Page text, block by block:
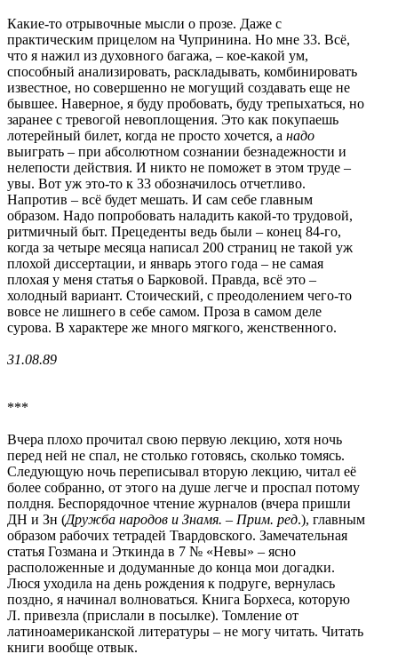
Какие-то отрывочные мысли о прозе. Даже с
практическим прицелом на Чупринина. Но мне 33. Всё,
что я нажил из духовного багажа, – кое-какой ум,
способный анализировать, раскладывать, комбинировать
известное, но совершенно не могущий создавать еще не
бывшее. Наверное, я буду пробовать, буду трепыхаться, но
заранее с тревогой невоплощения. Это как покупаешь
лотерейный билет, когда не просто хочется, а надо
выиграть – при абсолютном сознании безнадежности и
нелепости действия. И никто не поможет в этом труде –
увы. Вот уж это-то к 33 обозначилось отчетливо.
Напротив – всё будет мешать. И сам себе главным
образом. Надо попробовать наладить какой-то трудовой,
ритмичный быт. Прецеденты ведь были – конец 84-го,
когда за четыре месяца написал 200 страниц не такой уж
плохой диссертации, и январь этого года – не самая
плохая у меня статья о Барковой. Правда, всё это –
холодный вариант. Стоический, с преодолением чего-то
вовсе не лишнего в себе самом. Проза в самом деле
сурова. В характере же много мягкого, женственного.
31.08.89
***
Вчера плохо прочитал свою первую лекцию, хотя ночь
перед ней не спал, не столько готовясь, сколько томясь.
Следующую ночь переписывал вторую лекцию, читал её
более собранно, от этого на душе легче и проспал потому
полдня. Беспорядочное чтение журналов (вчера пришли
ДН и Зн (Дружба народов и Знамя. – Прим. ред.), главным
образом рабочих тетрадей Твардовского. Замечательная
статья Гозмана и Эткинда в 7 № «Невы» – ясно
расположенные и додуманные до конца мои догадки.
Люся уходила на день рождения к подруге, вернулась
поздно, я начинал волноваться. Книга Борхеса, которую
Л. привезла (прислали в посылке). Томление от
латиноамериканской литературы – не могу читать. Читать
книги вообще отвык.